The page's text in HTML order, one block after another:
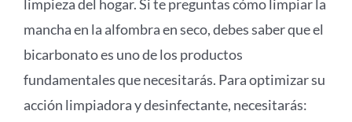
limpieza del hogar. Si te preguntas cómo limpiar la
mancha en la alfombra en seco, debes saber que el
bicarbonato es uno de los productos
fundamentales que necesitarás. Para optimizar su
acción limpiadora y desinfectante, necesitarás: